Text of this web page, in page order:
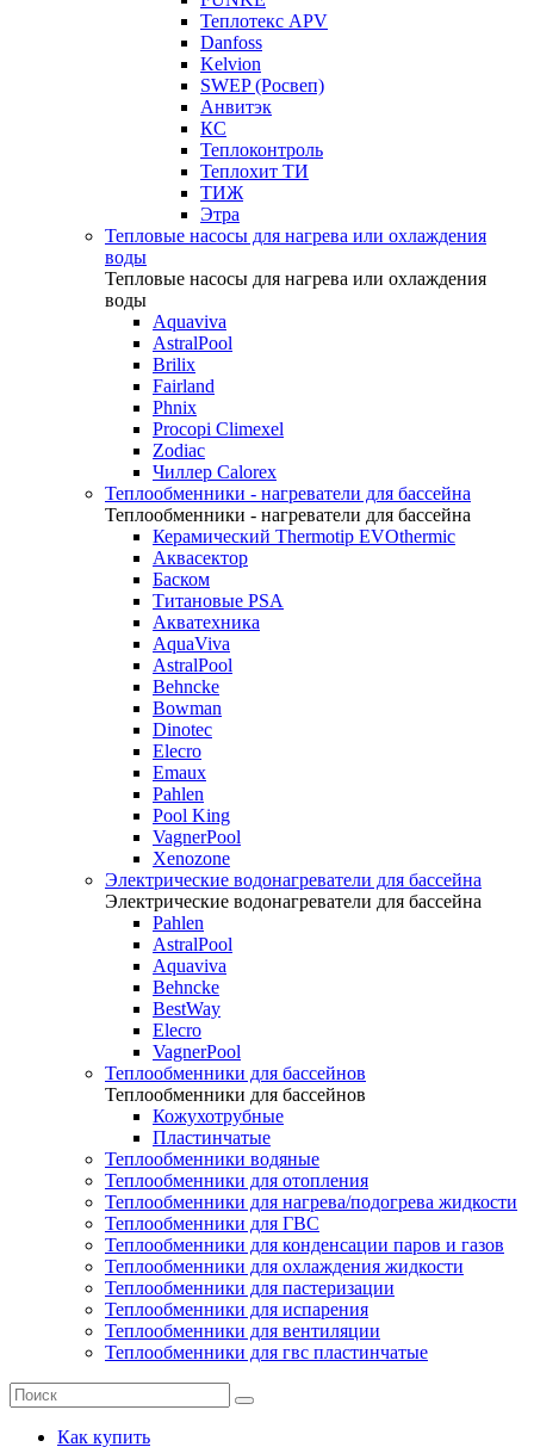
Теплотекс APV
Danfoss
Kelvion
SWEP (Росвеп)
Анвитэк
КС
Теплоконтроль
Теплохит ТИ
ТИЖ
Этра
Тепловые насосы для нагрева или охлаждения
воды
Тепловые насосы для нагрева или охлаждения
воды
Aquaviva
AstralPool
Brilix
Fairland
Phnix
Procopi Climexel
Zodiac
Чиллер Calorex
Теплообменники - нагреватели для бассейна
Теплообменники - нагреватели для бассейна
Керамический Thermotip EVOthermic
Аквасектор
Баском
Титановые PSA
Акватехника
AquaViva
AstralPool
Behncke
Bowman
Dinotec
Elecro
Emaux
Pahlen
Pool King
VagnerPool
Xenozone
Электрические водонагреватели для бассейна
Электрические водонагреватели для бассейна
Pahlen
AstralPool
Aquaviva
Behncke
BestWay
Elecro
VagnerPool
Теплообменники для бассейнов
Теплообменники для бассейнов
Кожухотрубные
Пластинчатые
Теплообменники водяные
Теплообменники для отопления
Теплообменники для нагрева/подогрева жидкости
Теплообменники для ГВС
Теплообменники для конденсации паров и газов
Теплообменники для охлаждения жидкости
Теплообменники для пастеризации
Теплообменники для испарения
Теплообменники для вентиляции
Теплообменники для гвс пластинчатые
Как купить